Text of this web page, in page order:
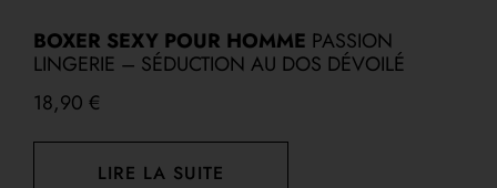
BOXER SEXY POUR HOMME PASSION
LINGERIE – SÉDUCTION AU DOS DÉVOILÉ
18,90 €
LIRE LA SUITE